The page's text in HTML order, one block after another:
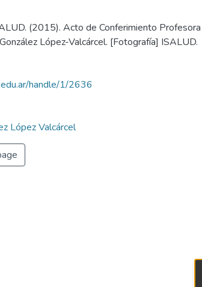
(2015). Acto de Conferimiento
López-Valcárcel. [Fotografía] ISALUD.
handle/1/2636
López Valcárcel